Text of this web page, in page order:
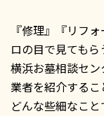
『修理』『リフ
ロの目で見てもら
横浜お墓相談セ
業者を紹介するこ
どんな些細なこ